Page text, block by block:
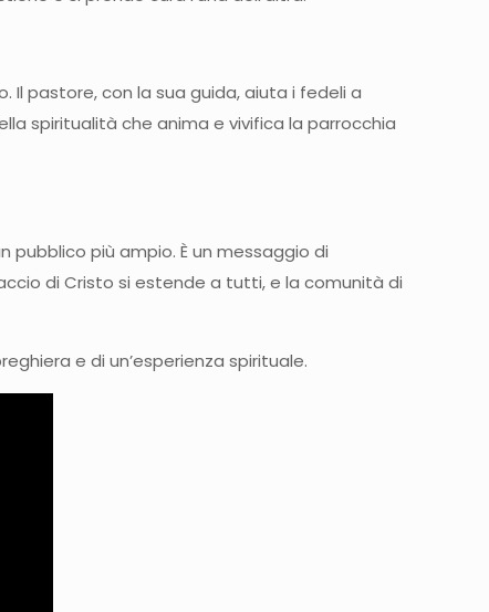
Il pastore, con la sua guida, aiuta i fedeli a
spiritualità che anima e vivifica la parrocchia
più ampio. È un messaggio di
di Cristo si estende a tutti, e la comunità di
e di un’esperienza spirituale.